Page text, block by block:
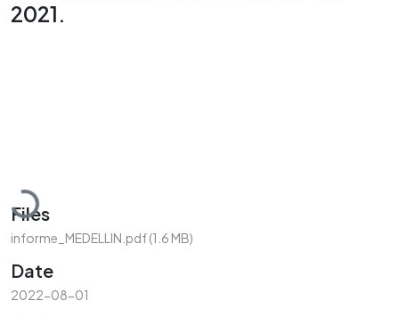
2021.
Loading...
Files
informe_MEDELLIN.pdf(1.6 MB)
Date
2022-08-01